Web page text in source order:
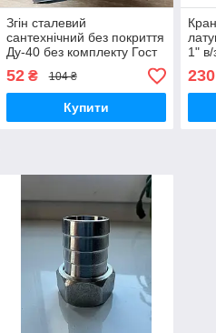
Згін сталевий
сантехнічний без покриття
Ду-40 без комплекту Гост
8969-75 фітинг сталевий
52₴ 104 ₴
Купити
1"
230